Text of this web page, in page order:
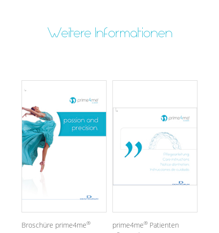
Weitere Informationen
Broschüre prime4me® prime4me®Patienten